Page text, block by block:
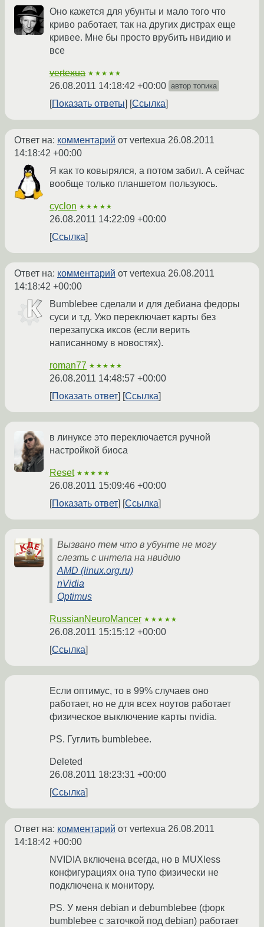
Оно кажется для убунты и мало того что
криво работает, так на других дистрах еще
кривее. Мне бы просто врубить нвидию и
все
vertexua ★★★★★
26.08.2011 14:18:42 +00:00 автор топика
Показать ответы Ссылка
Ответ на: комментарий от vertexua 26.08.2011
14:18:42 +00:00
Я как то ковырялся, а потом забил. А сейчас
вообще только планшетом пользуюсь.
cyclon ★★★★★
26.08.2011 14:22:09 +00:00
Ссылка
Ответ на: комментарий от vertexua 26.08.2011
14:18:42 +00:00
Bumblebee сделали и для дебиана федоры
суси и т.д. Ужо переключает карты без
перезапуска иксов (если верить
написанному в новостях).
roman77 ★★★★★
26.08.2011 14:48:57 +00:00
Показать ответ
Ссылка
в линуксе это переключается ручной
настройкой биоса
Reset ★★★★★
26.08.2011 15:09:46 +00:00
Показать ответ
Ссылка
Вызвано тем что в убунте не могу
слезть с интела на нвидию
AMD (linux.org.ru)
nVidia
Optimus
RussianNeuroMancer ★★★★★
26.08.2011 15:15:12 +00:00
Ссылка
Если оптимус, то в 99% случаев оно
работает, но не для всех ноутов работает
физическое выключение карты nvidia.
PS. Гуглить bumblebee.
Deleted
26.08.2011 18:23:31 +00:00
Ссылка
Ответ на: комментарий от vertexua 26.08.2011
14:18:42 +00:00
NVIDIA включена всегда, но в MUXless
конфигурациях она тупо физически не
подключена к монитору.
PS. У меня debian и debumblebee (форк
bumblebee с заточкой под debian) работает